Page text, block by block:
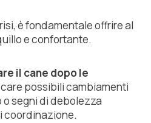
è fondamentale offrire al
e confortante.
il cane dopo le
possibili cambiamenti
segni di debolezza
coordinazione.